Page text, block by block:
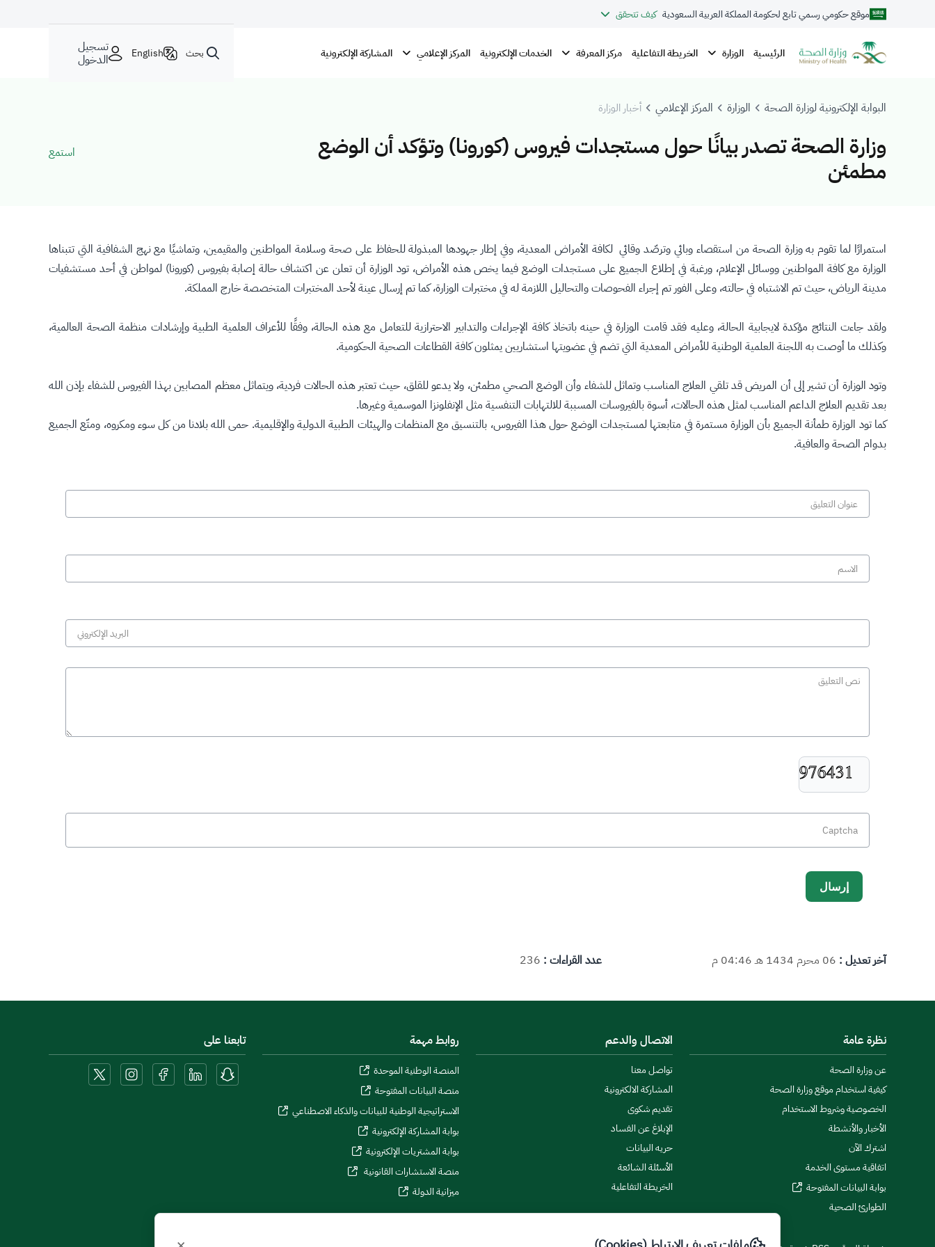
موقع حكومي رسمي تابع لحكومة المملكة العربية السعودية كيف تتحقق
الرئيسية الوزارة الخريطة التفاعلية مركز المعرفة الخدمات الإلكترونية المركز الإعلامي المشاركة الإلكترونية بحث English تسجيل
الدخول
البوابة الإلكترونية لوزارة الصحة الوزارة المركز الإعلامي أخبار الوزارة
وزارة الصحة تصدر بيانًا حول مستجدات فيروس (كورونا) وتؤكد أن الوضع
مطمئن
استمع
استمرارًا لما تقوم به وزارة الصحة من استقصاء وبائي وترصّد وقائي لكافة الأمراض المعدية، وفي إطار جهودها المبذولة للحفاظ على صحة وسلامة المواطنين والمقيمين، وتماشيًا مع نهج الشفافية التي تتبناها
الوزارة مع كافة المواطنين ووسائل الإعلام، ورغبة في إطلاع الجميع على مستجدات الوضع فيما يخص هذه الأمراض، تود الوزارة أن تعلن عن اكتشاف حالة إصابة بفيروس (كورونا) لمواطن في أحد مستشفيات
مدينة الرياض، حيث تم الاشتباه في حالته، وعلى الفور تم إجراء الفحوصات والتحاليل اللازمة له في مختبرات الوزارة، كما تم إرسال عينة لأحد المختبرات المتخصصة خارج المملكة.
ولقد جاءت النتائج مؤكدة لايجابية الحالة، وعليه فقد قامت الوزارة في حينه باتخاذ كافة الإجراءات والتدابير الاحترازية للتعامل مع هذه الحالة، وفقًا للأعراف العلمية الطبية وإرشادات منظمة الصحة العالمية،
وكذلك ما أوصت به اللجنة العلمية الوطنية للأمراض المعدية التي تضم في عضويتها استشاريين يمثلون كافة القطاعات الصحية الحكومية.
وتود الوزارة أن تشير إلى أن المريض قد تلقي العلاج المناسب وتماثل للشفاء وأن الوضع الصحي مطمئن، ولا يدعو للقلق، حيث تعتبر هذه الحالات فردية، ويتماثل معظم المصابين بهذا الفيروس للشفاء بإذن الله
بعد تقديم العلاج الداعم المناسب لمثل هذه الحالات، أسوة بالفيروسات المسببة للالتهابات التنفسية مثل الإنفلونزا الموسمية وغيرها.
كما تود الوزارة طمأنة الجميع بأن الوزارة مستمرة في متابعتها لمستجدات الوضع حول هذا الفيروس، بالتنسيق مع المنظمات والهيئات الطبية الدولية والإقليمية. حمى الله بلادنا من كل سوء ومكروه، ومتّع الجميع
بدوام الصحة والعافية.
آخر تعديل : 06 محرم 1434 هـ 04:46 م عدد القراءات : 236
نظرة عامة
عن وزارة الصحة
كيفية استخدام موقع وزارة الصحة
الخصوصية وشروط الاستخدام
الأخبار والأنشطة
اشترك الآن
اتفاقية مستوى الخدمة
بوابة البيانات المفتوحة
الطوارئ الصحية
الاتصال والدعم
تواصل معنا
المشاركة الالكترونية
تقديم شكوى
الإبلاغ عن الفساد
حريه البيانات
الأسئلة الشائعة
الخريطة التفاعلية
روابط مهمة
المنصة الوطنية الموحدة
منصة البيانات المفتوحة
الاستراتيجية الوطنية للبيانات والذكاء الاصطناعي
بوابة المشاركة الإلكترونية
بوابة المشتريات الإلكترونية
منصة الاستشارات القانونية
ميزانية الدولة
تابعنا على